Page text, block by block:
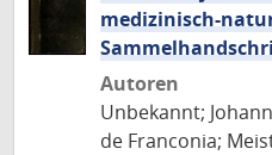
medizinisch-
Autoren
Unbekannt;
de Franconia;